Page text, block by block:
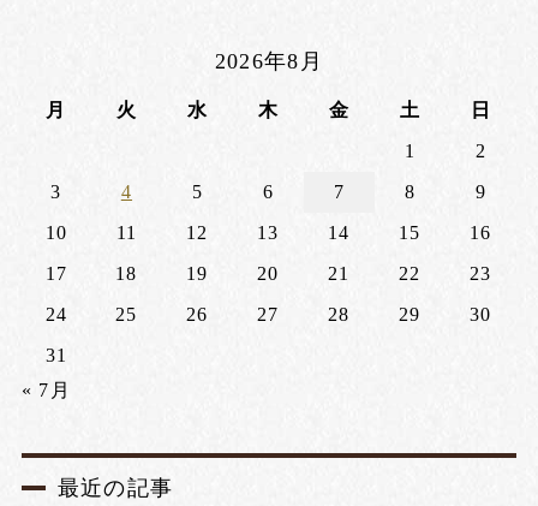
2026年8月
月 火 水 木 金 土
日
1
2
3
4 5 6 7 8
9
10
11 12 13 14 15
16
17
18 19 20 21 22
23
24
25 26 27 28 29
30
31
« 7月
最近の記事